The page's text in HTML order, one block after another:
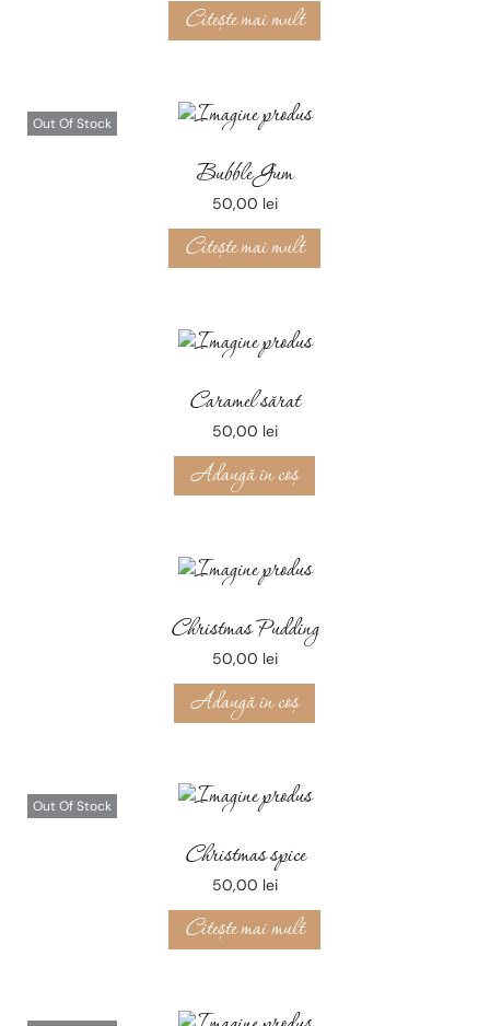
Citește mai mult
Out Of Stock
Bubble Gum
50,00 lei
Citește mai mult
Caramel sărat
50,00 lei
Adaugă în coș
Christmas Pudding
50,00 lei
Adaugă în coș
Out Of Stock
Christmas spice
50,00 lei
Citește mai mult